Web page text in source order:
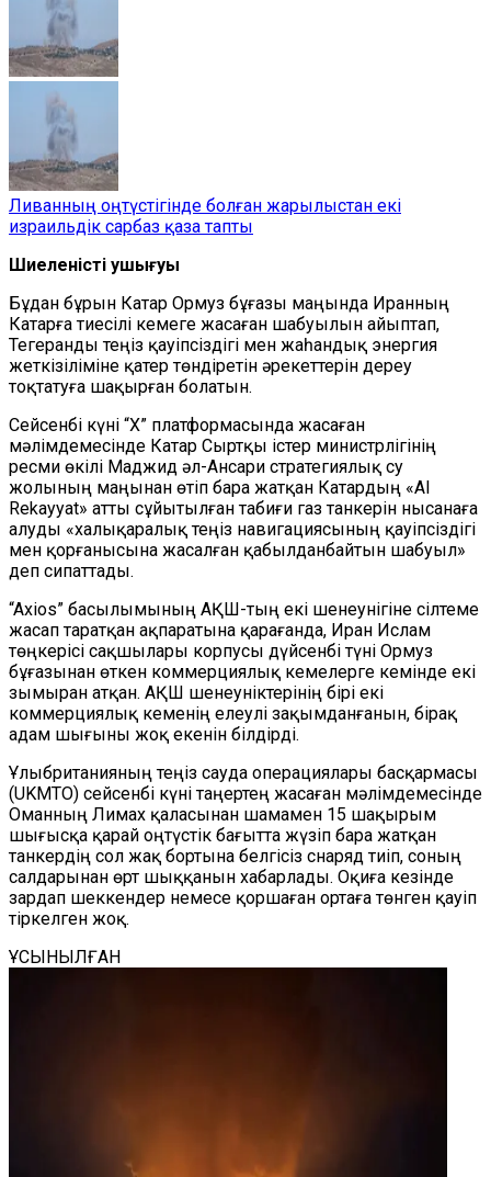
Ливанның оңтүстігінде болған жарылыстан екі
израильдік сарбаз қаза тапты
Шиеленістің ушығуы
Бұдан бұрын Катар Ормуз бұғазы маңында Иранның
Катарға тиесілі кемеге жасаған шабуылын айыптап,
Тегеранды теңіз қауіпсіздігі мен жаһандық энергия
жеткізіліміне қатер төндіретін әрекеттерін дереу
тоқтатуға шақырған болатын.
Сейсенбі күні “Х” платформасында жасаған
мәлімдемесінде Катар Сыртқы істер министрлігінің
ресми өкілі Маджид әл-Ансари стратегиялық су
жолының маңынан өтіп бара жатқан Катардың «Al
Rekayyat» атты сұйытылған табиғи газ танкерін нысанаға
алуды «халықаралық теңіз навигациясының қауіпсіздігі
мен қорғанысына жасалған қабылданбайтын шабуыл»
деп сипаттады.
“Axios” басылымының АҚШ-тың екі шенеунігіне сілтеме
жасап таратқан ақпаратына қарағанда, Иран Ислам
төңкерісі сақшылары корпусы дүйсенбі түні Ормуз
бұғазынан өткен коммерциялық кемелерге кемінде екі
зымыран атқан. АҚШ шенеуніктерінің бірі екі
коммерциялық кеменің елеулі зақымданғанын, бірақ
адам шығыны жоқ екенін білдірді.
Ұлыбританияның теңіз сауда операциялары басқармасы
(UKMTO) сейсенбі күні таңертең жасаған мәлімдемесінде
Оманның Лимах қаласынан шамамен 15 шақырым
шығысқа қарай оңтүстік бағытта жүзіп бара жатқан
танкердің сол жақ бортына белгісіз снаряд тиіп, соның
салдарынан өрт шыққанын хабарлады. Оқиға кезінде
зардап шеккендер немесе қоршаған ортаға төнген қауіп
тіркелген жоқ.
ҰСЫНЫЛҒАН